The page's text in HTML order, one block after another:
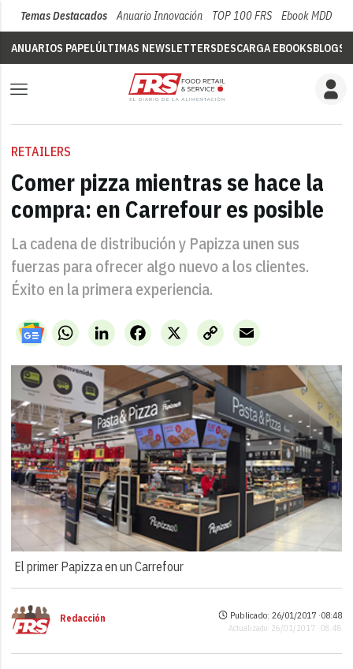
Temas Destacados Anuario Innovación TOP 100 FRS Ebook MDD
ANUARIOS PAPELÚLTIMAS NEWSLETTERSDESCARGA EBOOKSBLOGS
RETAILERS
Comer pizza mientras se hace la
compra: en Carrefour es posible
La cadena de distribución y Papizza unen sus
fuerzas para ofrecer algo nuevo a los clientes.
Éxito en la primera experiencia.
WhatsAppLinkedIn X
Facebook
Copy
Link
Email
El primer Papizza en un Carrefour
Redacción Publicado: 26/01/2017 ·08:48
Actualizado: 26/01/2017 · 08:48